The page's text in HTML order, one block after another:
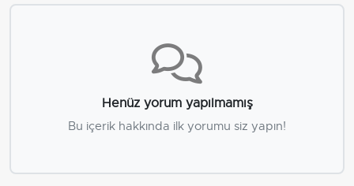
Henüz yorum yapılmamış
Bu içerik hakkında ilk yorumu siz yapın!